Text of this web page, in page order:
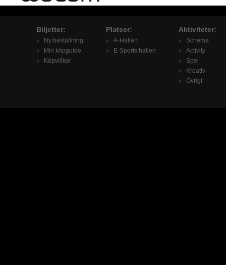
Biljetter:
Ny beställning
Min köpguide
Köpvillkor
Platser:
A-Hallen
E-Sports hallen
Aktiviteter:
Schema
Activity
Spel
Kreativ
Övrigt